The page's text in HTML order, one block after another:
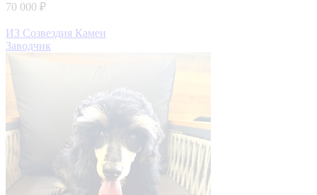
70 000 ₽
ИЗ Созвездия Камеи
Заводчик